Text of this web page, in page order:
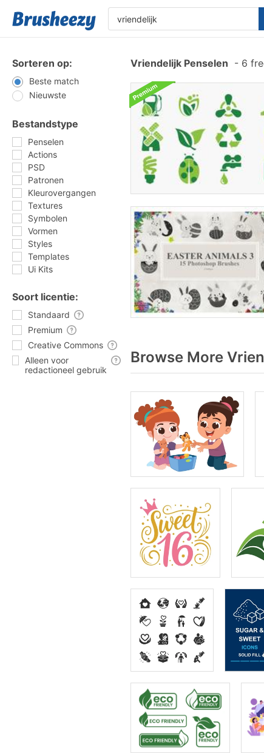
Sorteren op:
Beste match
Nieuwste
Bestandstype
Penselen
Actions
PSD
Patronen
Kleurovergangen
Textures
Symbolen
Vormen
Styles
Templates
Ui Kits
Soort licentie:
Standaard
Premium
Creative Commons
Alleen voor
redactioneel gebruik
Vriendelijk Penselen - 6
Browse More